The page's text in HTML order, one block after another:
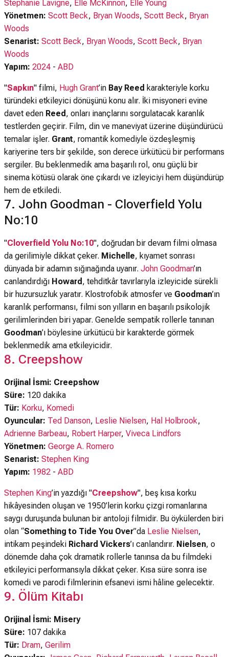
Stephanie Lavigne, Elle McKinnon, Elle Young
Yönetmen: Scott Beck, Bryan Woods, Scott Beck, Bryan
Woods
Senarist: Scott Beck, Bryan Woods, Scott Beck, Bryan
Woods
Yapım: 2024 - ABD
"Sapkın" filmi, Hugh Grant’in Bay Reed karakteriyle korku
türündeki etkileyici dönüşünü konu alır. İki misyoneri evine
davet eden Reed , onları inançlarını sorgulatacak karanlık
testlerden geçirir. Film, din ve maneviyat üzerine düşündürücü
temalar işler. Grant, romantik komediyle özdeşleşmiş
kariyerine ters bir şekilde, son derece ürkütücü bir performans
sergiler. Bu beklenmedik ama başarılı rol, onu güçlü bir
sinema kötüsü olarak öne çıkardı ve izleyiciyi hem düşündürüp
hem de etkiledi.
7. John Goodman - Cloverfield Yolu
No:10
"Cloverfield Yolu No:10", doğrudan bir devam filmi olmasa
da gerilimiyle dikkat çeker. Michelle, kıyamet sonrası
dünyada bir adamın sığınağında uyanır. John Goodman’ın
canlandırdığı Howard , tehditkâr tavırlarıyla izleyicide sürekli
bir huzursuzluk yaratır. Klostrofobik atmosfer ve Goodman’ın
karanlık performansı, filmi son yılların en başarılı psikolojik
gerilimlerinden biri yapar. Genelde sempatik rollerle tanınan
Goodman’ı böylesine ürkütücü bir karakterde görmek
beklenmedik ama etkileyicidir.
8. Creepshow
Orijinal İsmi: Creepshow
Süre: 120 dakika
Tür: Korku, Komedi
Oyuncular: Ted Danson, Leslie Nielsen, Hal Holbrook,
Adrienne Barbeau, Robert Harper, Viveca Lindfors
Yönetmen: George A. Romero
Senarist: Stephen King
Yapım: 1982 - ABD
Stephen King’in yazdığı "Creepshow", beş kısa korku
hikâyesinden oluşan ve 1950’lerin korku çizgi romanlarına
saygı duruşunda bulunan bir antoloji filmidir. Bu öykülerden biri
olan “Something to Tide You Over”da Leslie Nielsen,
intikam peşindeki Richard Vickers’ı canlandırır. Nielsen, o
dönemde daha çok dramatik rollerle tanınsa da bu filmdeki
etkileyici performansıyla dikkat çeker. Kısa süre sonra ise
komedi ve parodi filmlerinin efsanevi ismi hâline gelecektir.
9. Ölüm Kitabı
Orijinal İsmi: Misery
Süre: 107 dakika
Tür: Dram, Gerilim